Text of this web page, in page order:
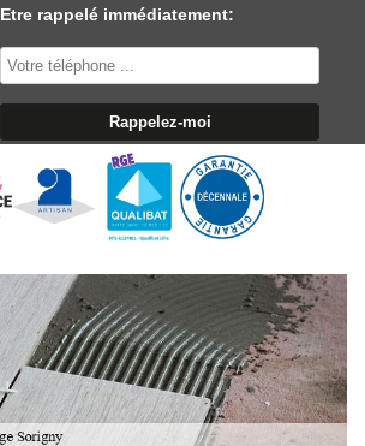
Etre rappelé immédiatement: